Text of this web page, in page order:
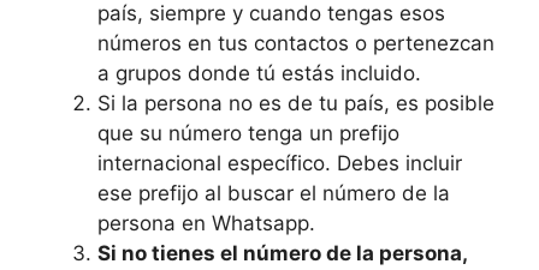
país, siempre y cuando tengas esos
números en tus contactos o pertenezcan
a grupos donde tú estás incluido.
Si la persona ‍no es⁣ de tu país, es posible
que su número tenga un prefijo
‍internacional específico. ​Debes incluir
ese prefijo al buscar ‍el número de la
persona ‌en Whatsapp.
Si no tienes el número de la persona,